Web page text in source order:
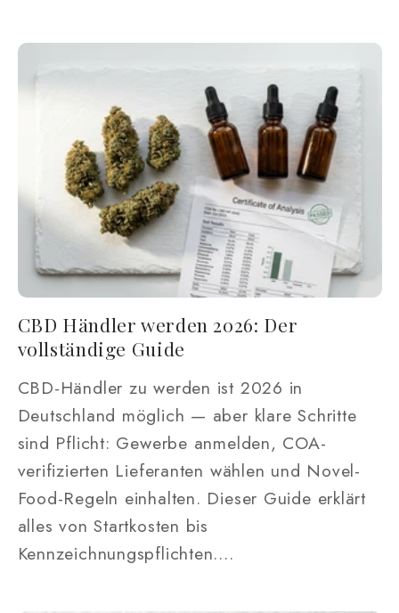
CBD Händler werden 2026: Der
vollständige Guide
CBD-Händler zu werden ist 2026 in
Deutschland möglich — aber klare Schritte
sind Pflicht: Gewerbe anmelden, COA-
verifizierten Lieferanten wählen und Novel-
Food-Regeln einhalten. Dieser Guide erklärt
alles von Startkosten bis
Kennzeichnungspflichten....